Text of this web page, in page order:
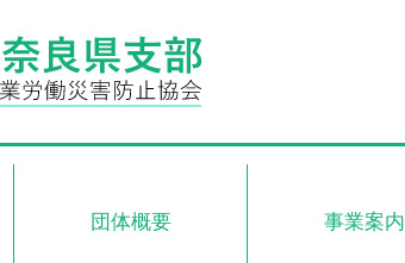
団体概要 事業案内